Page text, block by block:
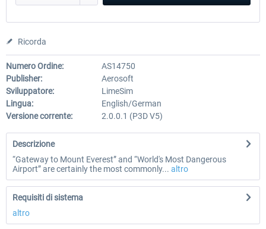
Ricorda
Numero Ordine:
AS14750
Publisher:
Aerosoft
Sviluppatore:
LimeSim
Lingua:
English/German
Versione corrente:
2.0.0.1 (P3D V5)
Descrizione
“Gateway to Mount Everest” and “World's Most Dangerous
Airport” are certainly the most commonly... altro
Requisiti di sistema
altro